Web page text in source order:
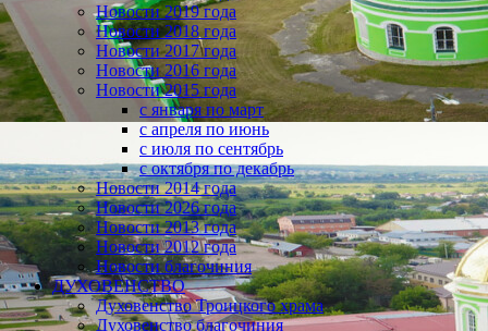
Новости 2019 года
Новости 2018 года
Новости 2017 года
Новости 2016 года
Новости 2015 года
с января по март
с апреля по июнь
с июля по сентябрь
с октября по декабрь
Новости 2014 года
Новости 2026 года
Новости 2013 года
Новости 2012 года
Новости благочиния
ДУХОВЕНСТВО
Духовенство Троицкого храма
Духовенство благочиния